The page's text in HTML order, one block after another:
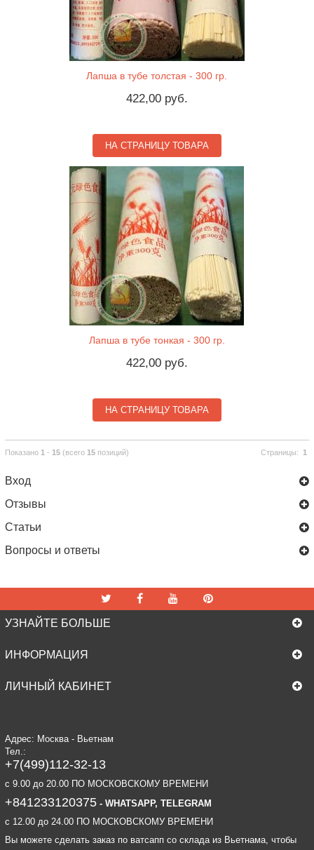
Лапша в тубе толстая - 300 гр.
422,00 руб.
НА СТРАНИЦУ ТОВАРА
Лапша в тубе тонкая - 300 гр.
422,00 руб.
НА СТРАНИЦУ ТОВАРА
Страницы: 1
Показано 1 - 15(всего 15позиций)
Вход
Отзывы
Статьи
Вопросы и ответы
УЗНАЙТЕ БОЛЬШЕ
ИНФОРМАЦИЯ
ЛИЧНЫЙ КАБИНЕТ
Адрес: Москва - Вьетнам
Тел.:
+7(499)112-32-13
c 9.00 до 20.00 ПО МОСКОВСКОМУ ВРЕМЕНИ
+841233120375- WHATSAPP, TELEGRAM
c 12.00 до 24.00 ПО МОСКОВСКОМУ ВРЕМЕНИ
Вы можете сделать заказ по ватсапп со склада из Вьетнама, чтобы